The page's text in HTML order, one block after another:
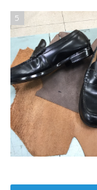
5